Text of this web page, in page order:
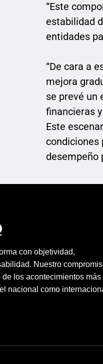
“Este
estabilidad
entidades
“De cara a
mejora
se prevé un
financieras
Este
condiciones
desempeño
con objetividad,
Nuestro
los acontecimientos más
nacional como